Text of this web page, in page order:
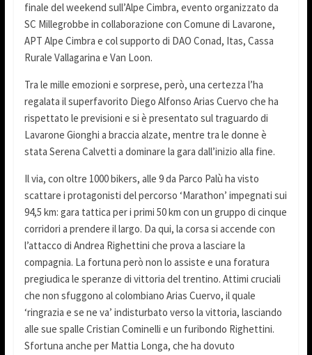
finale del weekend sull’Alpe Cimbra, evento organizzato da
SC Millegrobbe in collaborazione con Comune di Lavarone,
APT Alpe Cimbra e col supporto di DAO Conad, Itas, Cassa
Rurale Vallagarina e Van Loon.
Tra le mille emozioni e sorprese, però, una certezza l’ha
regalata il superfavorito Diego Alfonso Arias Cuervo che ha
rispettato le previsioni e si è presentato sul traguardo di
Lavarone Gionghi a braccia alzate, mentre tra le donne è
stata Serena Calvetti a dominare la gara dall’inizio alla fine.
Il via, con oltre 1000 bikers, alle 9 da Parco Palù ha visto
scattare i protagonisti del percorso ‘Marathon’ impegnati sui
94,5 km: gara tattica per i primi 50 km con un gruppo di cinque
corridori a prendere il largo. Da qui, la corsa si accende con
l’attacco di Andrea Righettini che prova a lasciare la
compagnia. La fortuna però non lo assiste e una foratura
pregiudica le speranze di vittoria del trentino. Attimi cruciali
che non sfuggono al colombiano Arias Cuervo, il quale
‘ringrazia e se ne va’ indisturbato verso la vittoria, lasciando
alle sue spalle Cristian Cominelli e un furibondo Righettini.
Sfortuna anche per Mattia Longa, che ha dovuto